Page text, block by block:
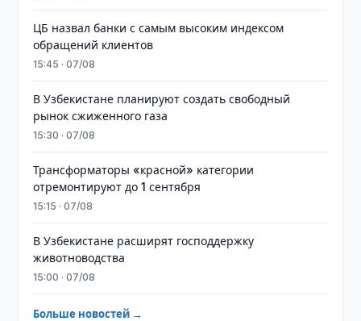
ЦБ назвал банки с самым высоким индексом
обращений клиентов
15:45 · 07/08
В Узбекистане планируют создать свободный
рынок сжиженного газа
15:30 · 07/08
Трансформаторы «красной» категории
отремонтируют до 1 сентября
15:15 · 07/08
В Узбекистане расширят господдержку
животноводства
15:00 · 07/08
Больше новостей →